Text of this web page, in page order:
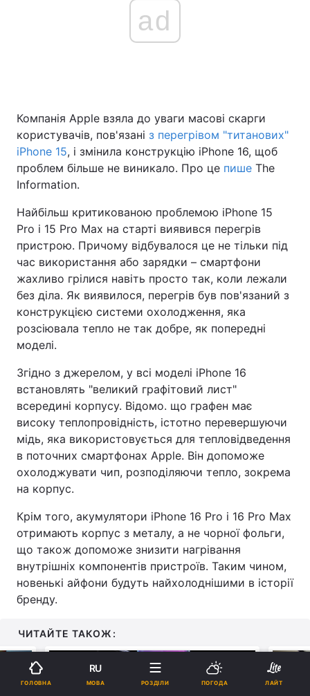
ad
Компанія Apple взяла до уваги масові скарги
користувачів, пов'язані з перегрівом "титанових"
iPhone 15, і змінила конструкцію iPhone 16, щоб
проблем більше не виникало. Про це пише The
Information.
Найбільш критикованою проблемою iPhone 15
Pro і 15 Pro Max на старті виявився перегрів
пристрою. Причому відбувалося це не тільки під
час використання або зарядки – смартфони
жахливо грілися навіть просто так, коли лежали
без діла. Як виявилося, перегрів був пов'язаний з
конструкцією системи охолодження, яка
розсіювала тепло не так добре, як попередні
моделі.
Згідно з джерелом, у всі моделі iPhone 16
встановлять "великий графітовий лист"
всередині корпусу. Відомо. що графен має
високу теплопровідність, істотно перевершуючи
мідь, яка використовується для тепловідведення
в поточних смартфонах Apple. Він допоможе
охолоджувати чип, розподіляючи тепло, зокрема
на корпус.
Крім того, акумулятори iPhone 16 Pro і 16 Pro Max
отримають корпус з металу, а не чорної фольги,
що також допоможе знизити нагрівання
внутрішніх компонентів пристроїв. Таким чином,
новенькі айфони будуть найхолоднішими в історії
бренду.
ЧИТАЙТЕ ТАКОЖ:
ГОЛОВНА
RU
МОВА РОЗДІЛИ ПОГОДА ЛАЙТ